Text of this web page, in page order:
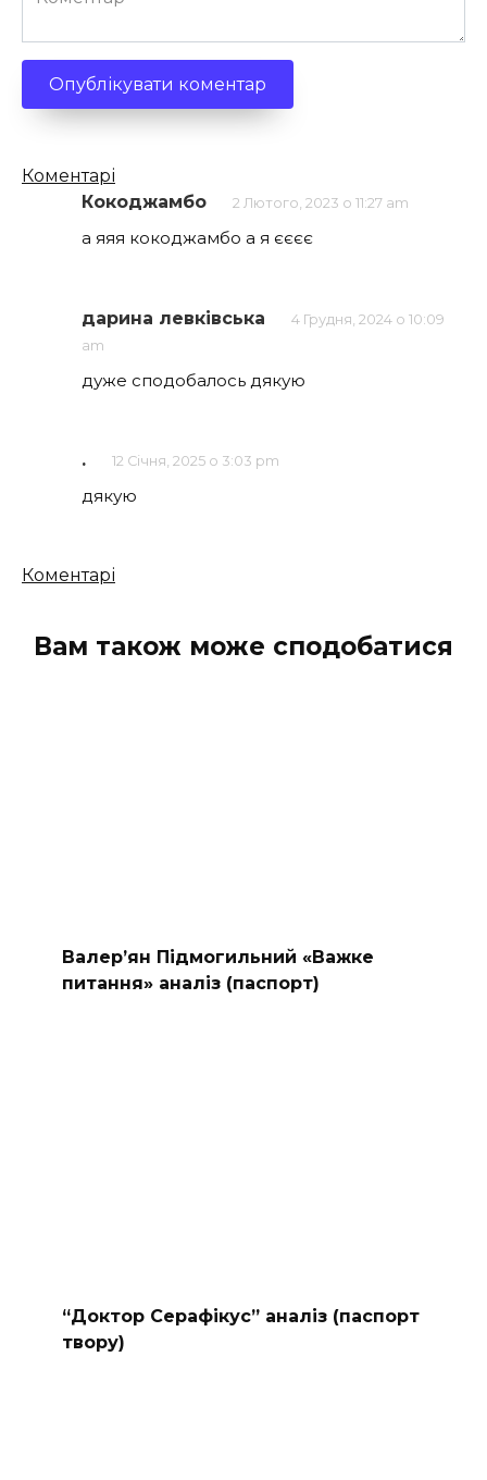
Кількість
коментарів
Коментарі
Кокоджамбо
2 Лютого, 2023 о 11:27 am
а яяя кокоджамбо а я єєєє
дарина левківська
4 Грудня, 2024 о 10:09
am
дуже сподобалось дякую
. 12 Січня, 2025 о 3:03 pm
дякую
Кількість
Коментарі
Вам також може сподобатися
Валер’ян Підмогильний «Важке
питання» аналіз (паспорт)
“Доктор Серафікус” аналіз (паспорт
твору)